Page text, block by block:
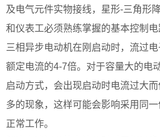
及电气元件实物接线，星形-三角形
和仪表工必须熟练掌握的基本控制电
三相异步电动机在刚启动时，流过
额定电流的4-7倍。对于容量大的电
启动方式，会出现启动时电流过大
多的现象，这样可能会影响采用同
正常工作。